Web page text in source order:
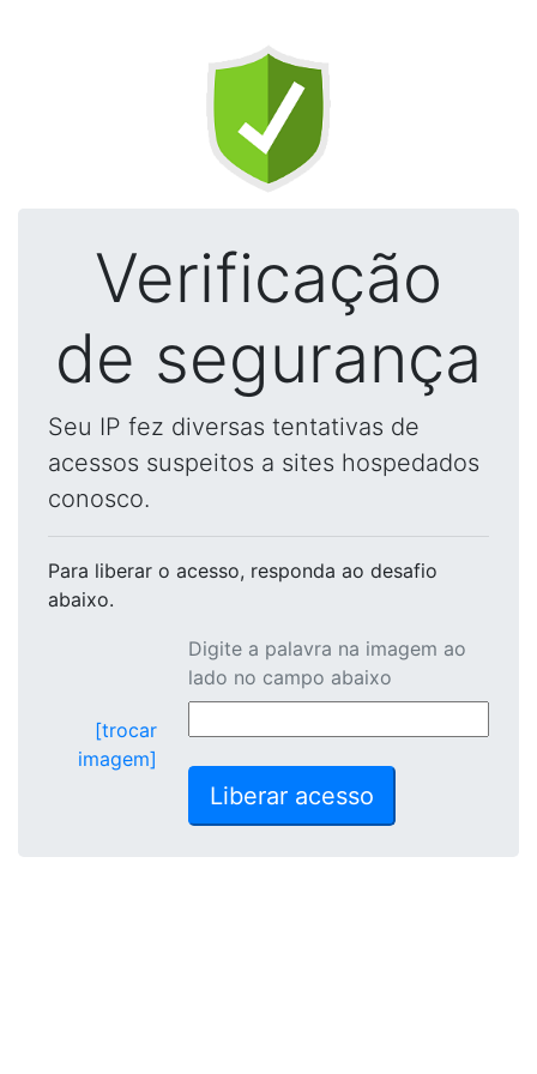
Verificação
de segurança
Seu IP fez diversas tentativas de
acessos suspeitos a sites hospedados
conosco.
Para liberar o acesso, responda ao desafio
abaixo.
[trocar
imagem]
Digite a palavra na imagem ao
lado no campo abaixo